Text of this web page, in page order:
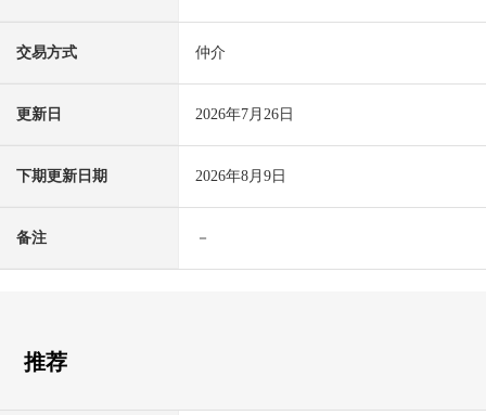
交易方式 仲介
更新日 2026年7月26日
下期更新日期 2026年8月9日
备注 －
推荐